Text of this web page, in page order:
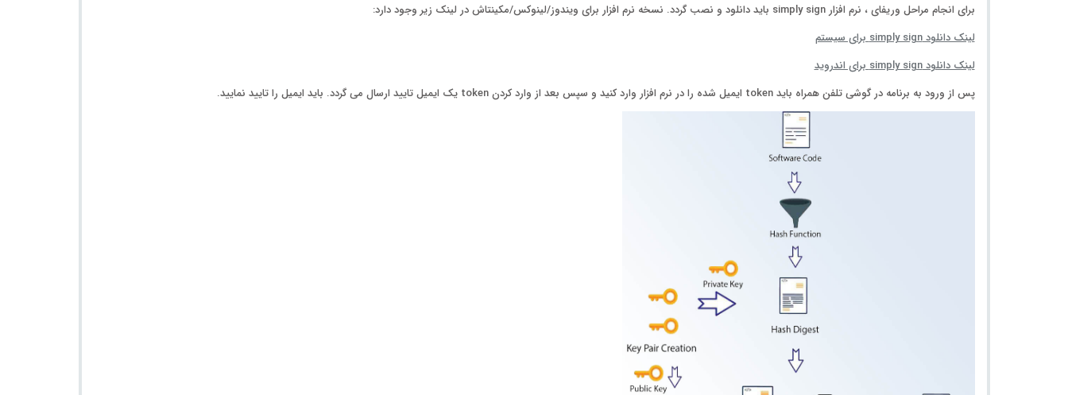
برای انجام مراحل وریفای ، نرم افزارsimply sign باید دانلود و نصب گردد. نسخه نرم افزار برای ویندوز/لینوکس/مکینتاش در لینک زیر وجود دارد:
لینک دانلود simply sign برای سیستم
لینک دانلود simply sign برای اندروید
پس از ورود به برنامه در گوشی تلفن همراه باید token ایمیل شده را در نرم افزار وارد کنید و سپس بعد از وارد کردن token یک ایمیل تایید ارسال می گردد. باید ایمیل را تایید نمایید.